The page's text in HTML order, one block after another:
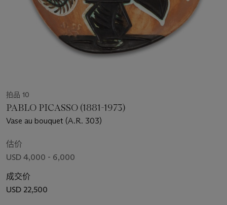
拍品 10
PABLO PICASSO (1881-1973)
Vase au bouquet (A.R. 303)
估价
USD 4,000 - 6,000
成交价
USD 22,500